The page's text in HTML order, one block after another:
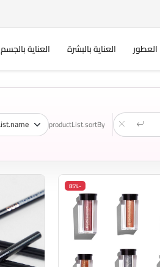
العطور العناية بالبشرة العناية بالجسم
productList.sortBy
-85%